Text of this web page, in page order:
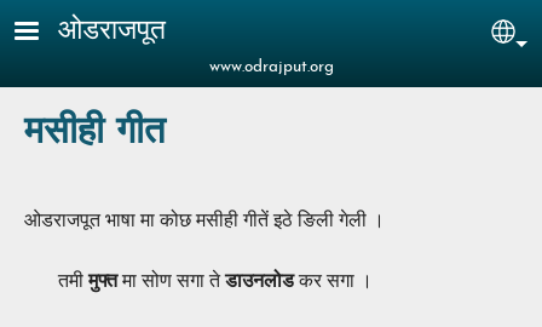
Skip to main content
ओडराजपूत
www.odrajput.org
मसीही गीत
ओडराजपूत भाषा मा कोछ मसीही गीतें इठे ङिली गेली ।
तमीमुफ्तमा सोण सगा तेडाउनलोडकर सगा ।